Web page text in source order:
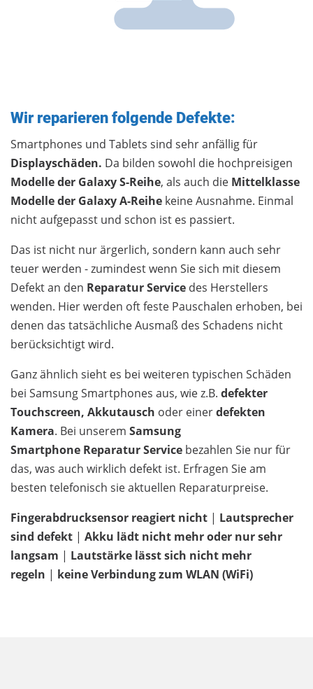
Wir reparieren folgende Defekte:
Smartphones und Tablets sind sehr anfällig für
Displayschäden. Da bilden sowohl die hochpreisigen
Modelle der Galaxy S-Reihe, als auch die Mittelklasse
Modelle der Galaxy A-Reihe keine Ausnahme. Einmal
nicht aufgepasst und schon ist es passiert.
Das ist nicht nur ärgerlich, sondern kann auch sehr
teuer werden - zumindest wenn Sie sich mit diesem
Defekt an den Reparatur Service des Herstellers
wenden. Hier werden oft feste Pauschalen erhoben, bei
denen das tatsächliche Ausmaß des Schadens nicht
berücksichtigt wird.
Ganz ähnlich sieht es bei weiteren typischen Schäden
bei Samsung Smartphones aus, wie z.B. defekter
Touchscreen, Akkutausch oder einerdefekten
Kamera. Bei unserem Samsung
Smartphone Reparatur Service bezahlen Sie nur für
das, was auch wirklich defekt ist. Erfragen Sie am
besten telefonisch sie aktuellen Reparaturpreise.
Fingerabdrucksensor reagiert nicht | Lautsprecher
sind defekt | Akku lädt nicht mehr oder nur sehr
langsam | Lautstärke lässt sich nicht mehr
regeln | keine Verbindung zum WLAN (WiFi)